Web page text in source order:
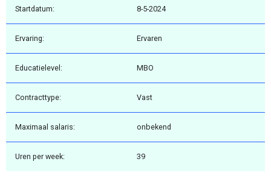
Startdatum: 8-5-2024
Ervaring: Ervaren
Educatielevel: MBO
Contracttype: Vast
Maximaal salaris: onbekend
Uren per week: 39